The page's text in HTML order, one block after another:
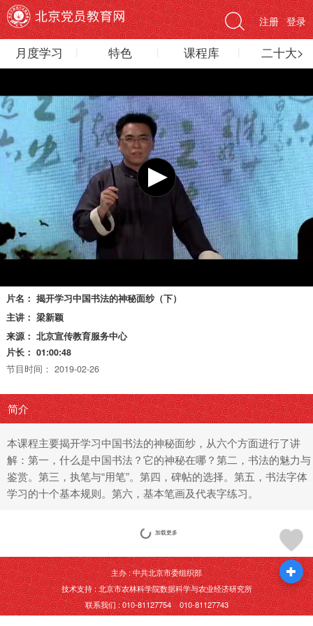
登录
注册
月度学习 特色 课程库 二十大>
片名： 揭开学习中国书法的神秘面纱（下）
主讲： 梁新颖
来源： 北京宣传教育服务中心
片长： 01:00:48
节目时间： 2019-02-26
简介
本课程主要揭开学习中国书法的神秘面纱，从六个方面进行了讲
解：第一，什么是中国书法？它的神秘在哪？第二，书法的魅力与
鉴赏。第三，执笔与“用笔”。第四，碑帖的选择。第五，书法字体
学习的十个基本规则。第六，基本笔画及代表字练习。
加载更多
主办 : 中共北京市委组织部
技术支持 : 北京市农林科学院数据科学与农业经济研究所
联系我们 : 010-81127754 010-81127743